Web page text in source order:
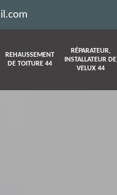
REHAUSSEMENT
DE TOITURE 44
RÉPARATEUR,
INSTALLATEUR DE
VELUX 44